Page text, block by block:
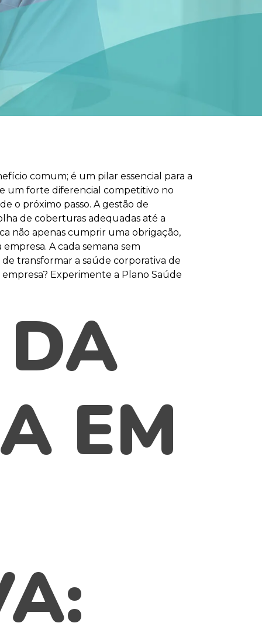
comum; é um pilar essencial para a
um forte diferencial competitivo no
o próximo passo. A gestão de
de coberturas adequadas até a
não apenas cumprir uma obrigação,
A cada semana sem
transformar a saúde corporativa de
Experimente a Plano Saúde
EM